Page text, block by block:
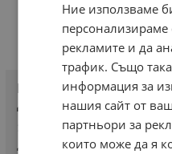
Как да поддържаме
дълго без проблеми
20 март 2026
Дом и градина
Ние използваме
рекламите и да
трафик. Също
информация за
нашия сайт от
партньори за
които може да я